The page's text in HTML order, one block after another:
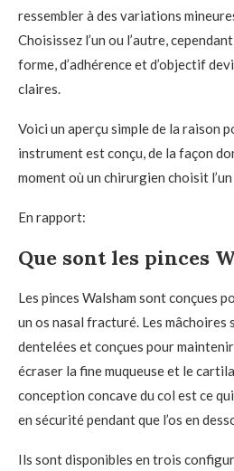
ressembler à des variations
Choisissez l’un ou l’autre,
forme, d’adhérence et d’objectif
claires.
Voici un aperçu simple de la raison
instrument est conçu, de la façon
moment où un chirurgien choisit
En rapport:
Que sont les pinces
Les pinces Walsham sont conçues
un os nasal fracturé. Les
dentelées et conçues pour maintenir
écraser la fine muqueuse et le
conception concave du col est ce qui
en sécurité pendant que l’os en
Ils sont disponibles en trois